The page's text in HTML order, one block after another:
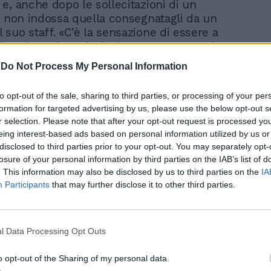
Do Not Process My Personal Information
opt-out of the sale, sharing to third parties, or processing of your
for targeted advertising by us, please use the below opt-out
selection. Please note that after your opt-out request is processed
interest-based ads based on personal information utilized by us
to third parties prior to your opt-out. You may separately
of your personal information by third parties on the IAB’s list of
This information may also be disclosed by us to third parties on the
Participants that may further disclose it to other third parties.
Data Processing Opt Outs
opt-out of the Sharing of my personal data.
e, anche dopo le sollecitazioni di un
indossa quella consegnatagli da un
staff. «C’è la sensazione di essere a
carbonari, ma io fra la gente strana mi
dice in apertura del suo intervento
il governo che «sta facendo un
dell’Interno prende poi in prestito le
nel suo intervento dal giudice
Corte Costituzionale,Sabino Cassese.
prorogare lo stato di emergenza se
non c’è. I numeri sono numeri», dichiara.
della necessità di unritorno alla
lavoro di recupero importante, un